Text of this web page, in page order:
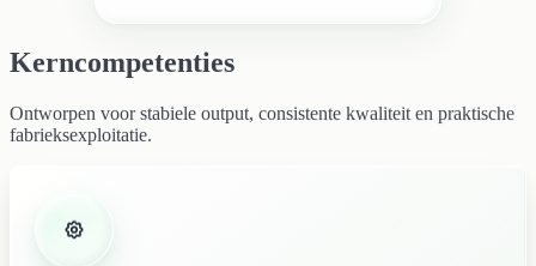
Kerncompetenties
Ontworpen voor stabiele output, consistente kwaliteit en praktische
fabrieksexploitatie.